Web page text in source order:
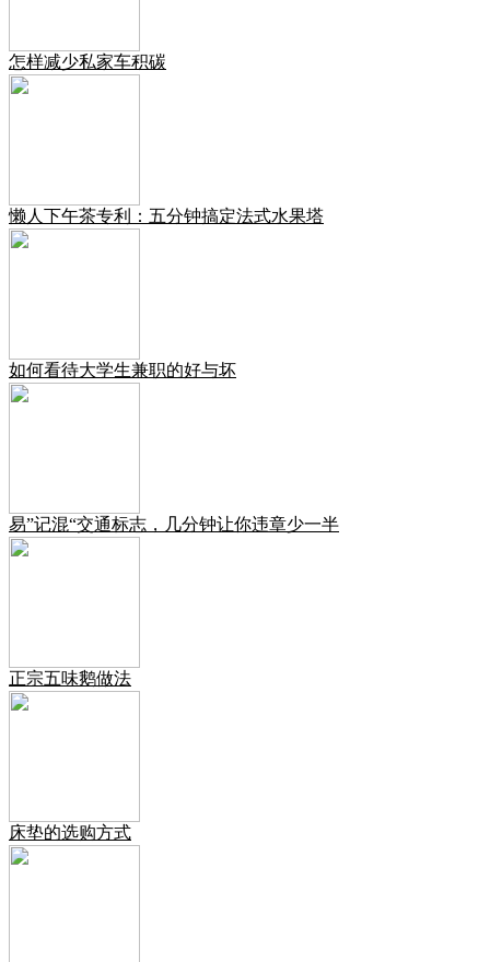
怎样减少私家车积碳
懒人下午茶专利：五分钟搞定法式水果塔
如何看待大学生兼职的好与坏
易”记混“交通标志，几分钟让你违章少一半
正宗五味鹅做法
床垫的选购方式